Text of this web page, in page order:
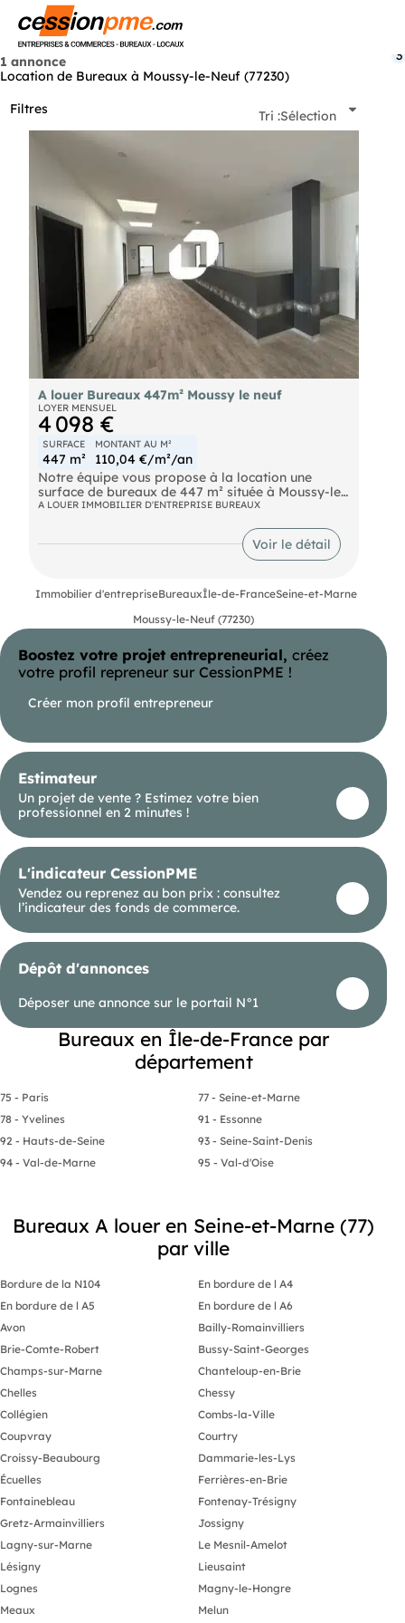
1 annonce
Location de Bureaux à Moussy-le-Neuf (77230)
Filtres
3
Tri :Sélection
A louer Bureaux 447m² Moussy le neuf
LOYER MENSUEL
4 098 €
SURFACE
447 m²
MONTANT AU M²
110,04 €/m²/an
Notre équipe vous propose à la location une
surface de bureaux de 447 m² située à Moussy-le-
Neuf, au sein d'une zone commerciale dynamique
immédiate des grands axes routiers. Ces locaux
professionnels de bon standing bénéficient de la
climatisation et offrent un environnement de
activités tertiaires et professions libérales
immobilier d'entreprise
A LOUER IMMOBILIER D'ENTREPRISE BUREAUX
Voir le détail
Immobilier d'entrepriseBureauxÎle-de-FranceSeine-et-Marne
Moussy-le-Neuf (77230)
Boostez votre projet entrepreneurial, créez
votre profil repreneur sur CessionPME !
Créer mon profil entrepreneur
Estimateur
Un projet de vente ? Estimez votre bien
professionnel en 2 minutes !
L'indicateur CessionPME
Vendez ou reprenez au bon prix : consultez
l’indicateur des fonds de commerce.
Dépôt d'annonces
Déposer une annonce sur le portail N°1
Bureaux en Île-de-France par
département
75 - Paris
77 - Seine-et-Marne
78 - Yvelines
91 - Essonne
92 - Hauts-de-Seine
93 - Seine-Saint-Denis
94 - Val-de-Marne
95 - Val-d'Oise
Bureaux A louer en Seine-et-Marne (77)
par ville
Bordure de la N104
En bordure de l A4
En bordure de l A5
En bordure de l A6
Avon
Bailly-Romainvilliers
Brie-Comte-Robert
Bussy-Saint-Georges
Champs-sur-Marne
Chanteloup-en-Brie
Chelles
Chessy
Collégien
Combs-la-Ville
Coupvray
Courtry
Croissy-Beaubourg
Dammarie-les-Lys
Écuelles
Ferrières-en-Brie
Fontainebleau
Fontenay-Trésigny
Gretz-Armainvilliers
Jossigny
Lagny-sur-Marne
Le Mesnil-Amelot
Lésigny
Lieusaint
Lognes
Magny-le-Hongre
Meaux
Melun